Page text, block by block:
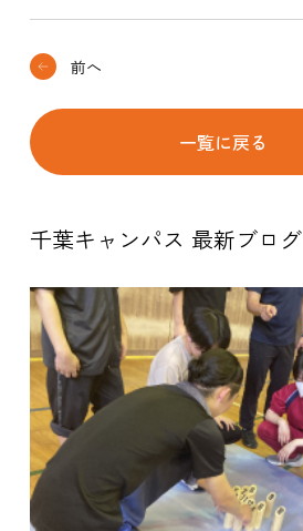
前へ
一覧に戻る
千葉キャンパス 最新ブログ